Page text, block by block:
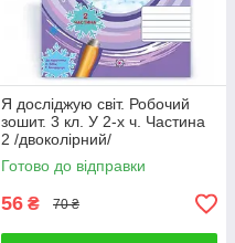
Я досліджую світ. Робочий
зошит. 3 кл. У 2-х ч. Частина
2 /двоколірний/
Готово до відправки
56 ₴ 70 ₴